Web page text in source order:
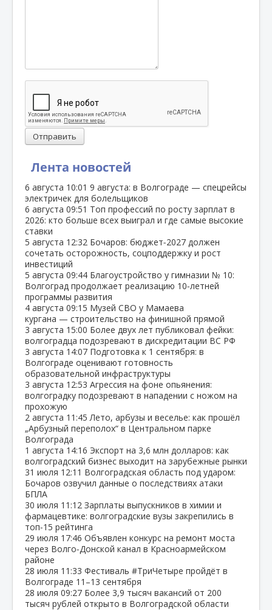
Лента новостей
6 августа 10:01 9 августа: в Волгограде — спецрейсы
электричек для болельщиков
6 августа 09:51 Топ профессий по росту зарплат в
2026: кто больше всех выиграл и где самые высокие
ставки
5 августа 12:32 Бочаров: бюджет‑2027 должен
сочетать осторожность, соцподдержку и рост
инвестиций
5 августа 09:44 Благоустройство у гимназии № 10:
Волгоград продолжает реализацию 10‑летней
программы развития
4 августа 09:15 Музей СВО у Мамаева
кургана — строительство на финишной прямой
3 августа 15:00 Более двух лет публиковал фейки:
волгоградца подозревают в дискредитации ВС РФ
3 августа 14:07 Подготовка к 1 сентября: в
Волгограде оценивают готовность
образовательной инфраструктуры
3 августа 12:53 Агрессия на фоне опьянения:
волгоградку подозревают в нападении с ножом на
прохожую
2 августа 11:45 Лето, арбузы и веселье: как прошёл
„Арбузный переполох“ в Центральном парке
Волгограда
1 августа 14:16 Экспорт на 3,6 млн долларов: как
волгоградский бизнес выходит на зарубежные рынки
31 июля 12:11 Волгоградская область под ударом:
Бочаров озвучил данные о последствиях атаки
БПЛА
30 июля 11:12 Зарплаты выпускников в химии и
фармацевтике: волгоградские вузы закрепились в
топ‑15 рейтинга
29 июля 17:46 Объявлен конкурс на ремонт моста
через Волго‑Донской канал в Красноармейском
районе
28 июля 11:33 Фестиваль #ТриЧетыре пройдёт в
Волгограде 11–13 сентября
28 июля 09:27 Более 3,9 тысяч вакансий от 200
тысяч рублей открыто в Волгоградской области
Отправить